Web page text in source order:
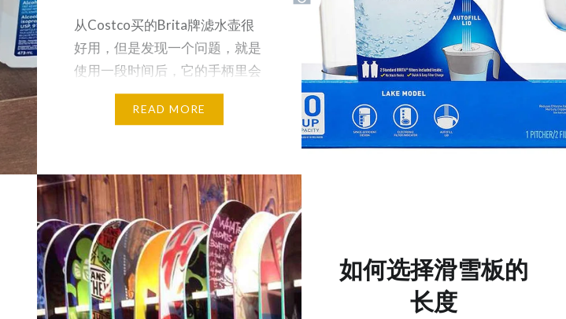
从Costco买的Brita牌滤水壶很
好用，但是发现一个问题，就是
使用一段时间后，它的手柄里会
有脏东西无法清理…
READ MORE
如何选择滑雪板的
长度